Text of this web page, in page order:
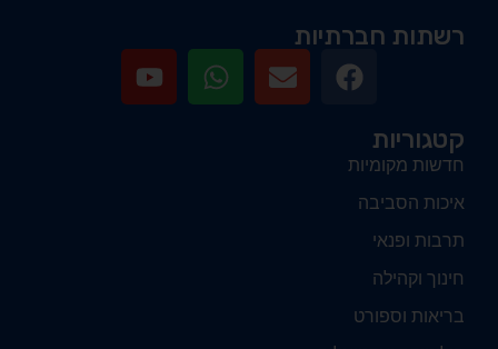
רשתות חברתיות
קטגוריות
חדשות מקומיות
איכות הסביבה
תרבות ופנאי
חינוך וקהילה
בריאות וספורט